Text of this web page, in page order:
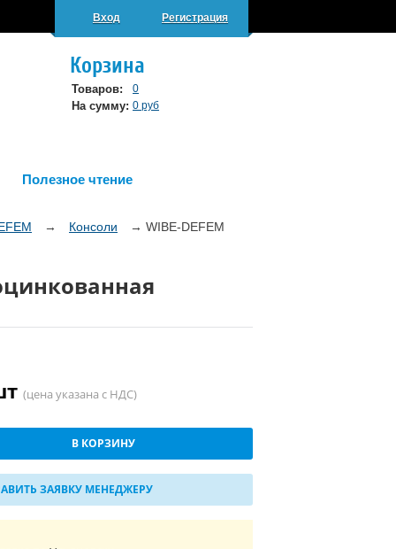
Вход Регистрация
Корзина
Товаров: 0
На сумму: 0 руб
Полезное чтение
→ Консоли → WIBE-DEFEM
(цена указана с НДС)
В КОРЗИНУ
ЗАЯВКУ МЕНЕДЖЕРУ